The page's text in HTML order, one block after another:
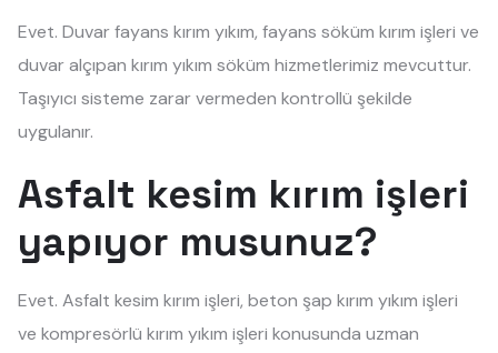
Evet. Duvar fayans kırım yıkım, fayans söküm kırım işleri ve
duvar alçıpan kırım yıkım söküm hizmetlerimiz mevcuttur.
Taşıyıcı sisteme zarar vermeden kontrollü şekilde
uygulanır.
Asfalt kesim kırım işleri
yapıyor musunuz?
Evet. Asfalt kesim kırım işleri, beton şap kırım yıkım işleri
ve kompresörlü kırım yıkım işleri konusunda uzman